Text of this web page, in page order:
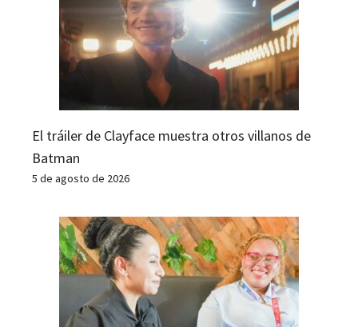
El tráiler de Clayface muestra otros villanos de
Batman
5 de agosto de 2026